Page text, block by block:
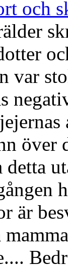
och
var
över
detta
är